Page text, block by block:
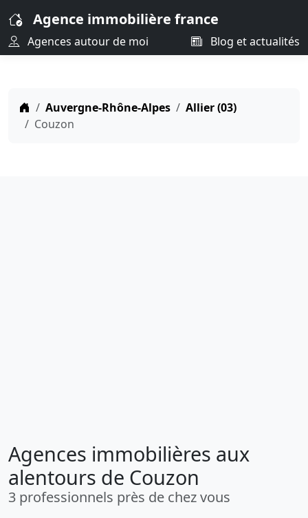
Agence immobilière france
Agences autour de moi Blog et actualités
Auvergne-Rhône-Alpes
Allier (03)
Couzon
Agences immobilières aux
alentours de Couzon
3 professionnels près de chez vous